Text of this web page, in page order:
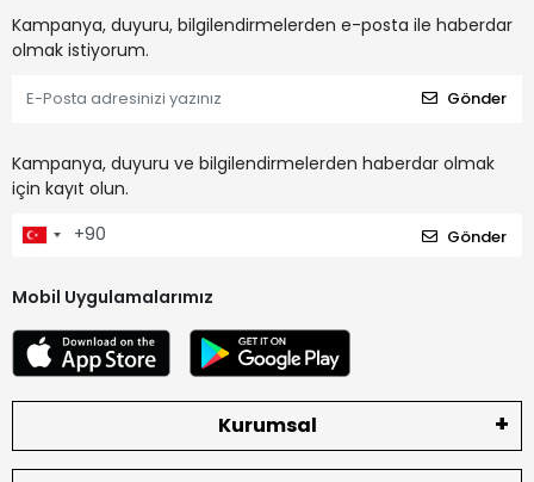
Kampanya, duyuru, bilgilendirmelerden e-posta ile haberdar
olmak istiyorum.
Gönder
Kampanya, duyuru ve bilgilendirmelerden haberdar olmak
için kayıt olun.
Gönder
Mobil Uygulamalarımız
Kurumsal